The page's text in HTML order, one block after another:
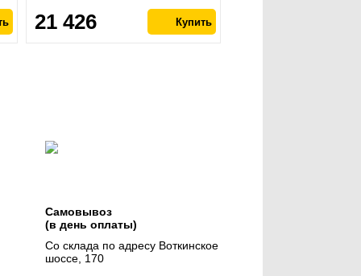
21 426
Самовывоз
(в день оплаты)
Со склада по адресу Воткинское
шоссе, 170